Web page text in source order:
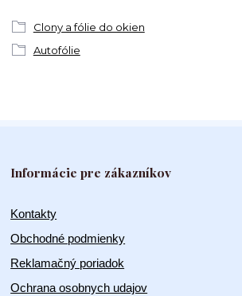
Clony a fólie do okien
Autofólie
Informácie pre zákazníkov
Kontakty
Obchodné podmienky
Reklamačný poriadok
Ochrana osobnych udajov